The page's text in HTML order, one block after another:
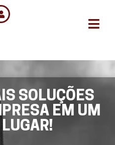
SOLUÇÕES
EM UM